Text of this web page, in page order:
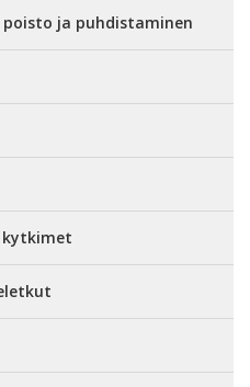
ja puhdistaminen
kytkimet